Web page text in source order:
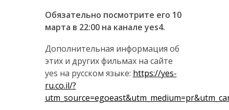
Обязательно посмотрите его 10
марта в 22:00 на канале yes4.
Дополнительная информация об
этих и других фильмах на сайте
yes на русском языке: https://yes-
ru.co.il/?